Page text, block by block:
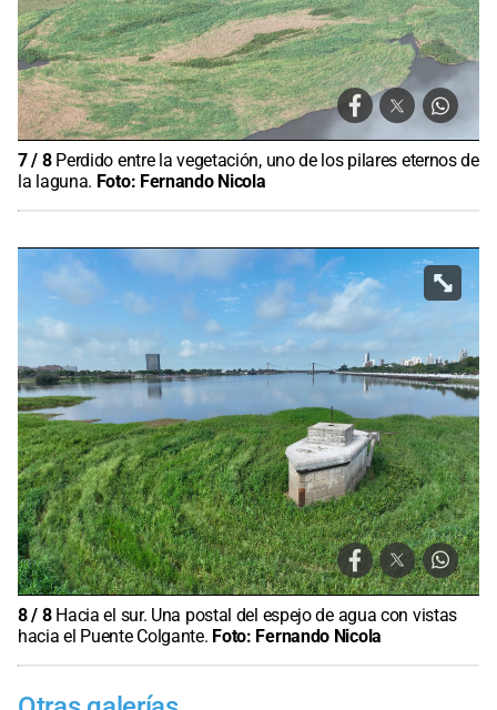
7/ 8 Perdido entre la vegetación, uno de los pilares eternos de
la laguna. Foto: Fernando Nicola
8/ 8 Hacia el sur. Una postal del espejo de agua con vistas
hacia el Puente Colgante. Foto: Fernando Nicola